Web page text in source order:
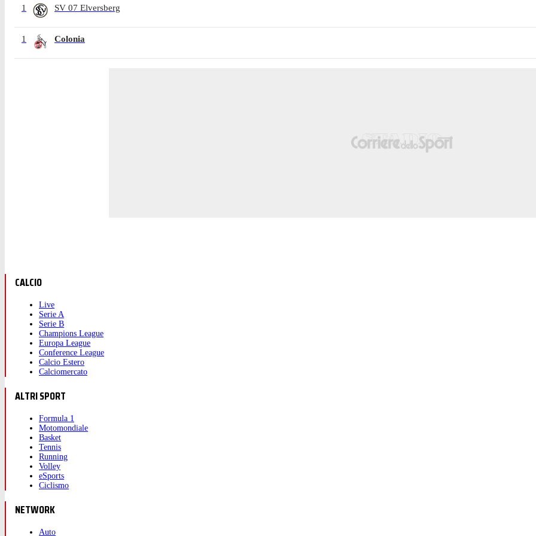
1 SV 07 Elversberg
1 Colonia
CALCIO
Live
Serie A
Serie B
Champions League
Europa League
Conference League
Calcio Estero
Calciomercato
ALTRI SPORT
Formula 1
Motomondiale
Basket
Tennis
Running
Volley
eSports
Ciclismo
NETWORK
Auto